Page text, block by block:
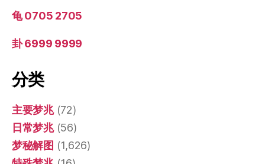
龟 0705 2705
卦 6999 9999
分类
主要梦兆(72)
日常梦兆(56)
梦秘解图 (1,626)